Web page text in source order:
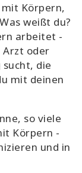
Körpern,
weißt du?
arbeitet -
oder
sucht, die
mit deinen
, so viele
Körpern -
und in